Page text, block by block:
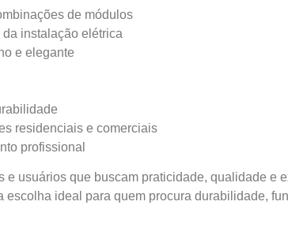
de módulos
instalação elétrica
e elegante
residenciais e comerciais
profissional
e usuários que buscam praticidade, qualidade e
escolha ideal para quem procura durabilidade,